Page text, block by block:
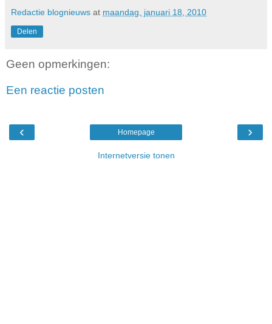
Redactie blognieuws at maandag, januari 18, 2010
Delen
Geen opmerkingen:
Een reactie posten
‹ ›
Homepage
Internetversie tonen